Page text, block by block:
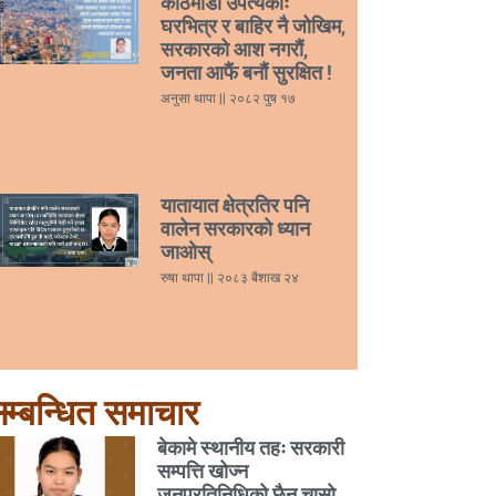
घरभित्र र बाहिर नै जोखिम,
सरकारको आश नगरौं,
जनता आफैं बनौं सुरक्षित !
अनुसा थापा २०८२ पुष १७
यातायात क्षेत्रतिर पनि
वालेन सरकारको ध्यान
जाओस्
रुषा थापा २०८३ बैशाख २४
समाचार
बेकामे स्थानीय तहः सरकारी
सम्पत्ति खोज्न